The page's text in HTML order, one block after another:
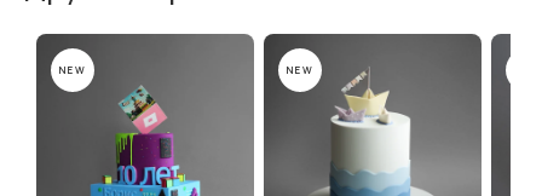
NEW NEW